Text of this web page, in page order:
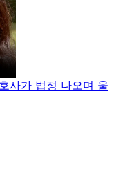
사가 법정 나오며 울